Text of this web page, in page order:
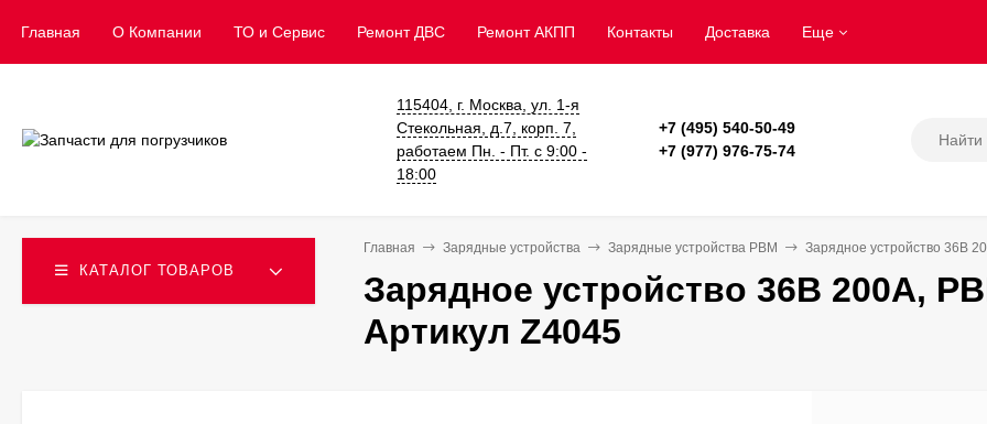
Главная О Компании ТО и Сервис ​Ремонт ДВС Ремонт АКПП Контакты Доставка Еще
115404, г. Москва, ул. 1-я
Стекольная, д.7, корп. 7,
работаем Пн. - Пт. с 9:00 -
18:00
+7 (495) 540-50-49
+7 (977) 976-75-74
КАТАЛОГ ТОВАРОВ
Главная Зарядные устройства Зарядные устройства PBM Зарядное устройство 36В
Зарядное устройство 36В 200А,
Артикул Z4045